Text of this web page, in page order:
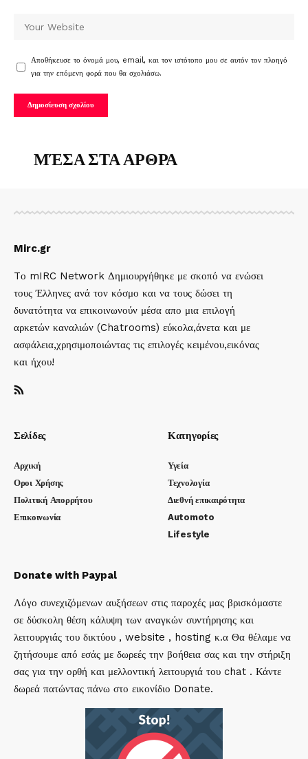
Αποθήκευσε το όνομά μου, email, και τον ιστότοπο μου σε αυτόν τον πλοηγό
για την επόμενη φορά που θα σχολιάσω.
ΜΈΣΑ ΣΤΑ ΑΡΘΡΑ
Mirc.gr
Tο mIRC Network Δημιουργήθηκε με σκοπό να ενώσει
τους Έλληνες ανά τον κόσμο και να τους δώσει τη
δυνατότητα να επικοινωνούν μέσα απο μια επιλογή
αρκετών καναλιών (Chatrooms) εύκολα,άνετα και με
ασφάλεια,χρησιμοποιώντας τις επιλογές κειμένου,εικόνας
και ήχου!
Σελίδες
Αρχική
Οροι Χρήσης
Πολιτική Απορρήτου
Επικοινωνία
Κατηγορίες
Υγεία
Τεχνολογία
Διεθνή επικαιρότητα
Automoto
Lifestyle
Donate with Paypal
Λόγο συνεχιζόμενων αυξήσεων στις παροχές μας βρισκόμαστε
σε δύσκολη θέση κάλυψη των αναγκών συντήρησης και
λειτουργιάς του δικτύου , website , hosting κ.α Θα θέλαμε να
ζητήσουμε από εσάς με δωρεές την βοήθεια σας και την στήριξη
σας για την ορθή και μελλοντική λειτουργιά του chat . Κάντε
δωρεά πατώντας πάνω στο εικονίδιο Donate.